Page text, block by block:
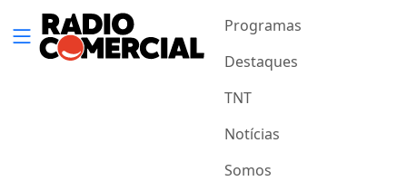
Programas
Destaques
TNT
Notícias
Somos